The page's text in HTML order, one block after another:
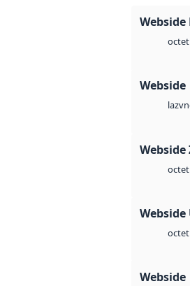
Webside
octet
Webside
laz
Webside
octet
Webside
octet
Webside